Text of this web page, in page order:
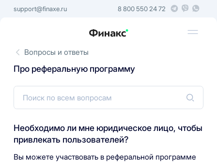
8 800 550 24 72
support@finaxe.ru
Вопросы и ответы
Про реферальную программу
Необходимо ли мне юридическое лицо, чтобы
привлекать пользователей?
Вы можете участвовать в реферальной программе